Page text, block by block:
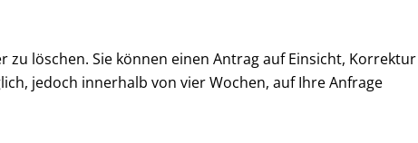
löschen. Sie können einen Antrag auf Einsicht, Korrektur
jedoch innerhalb von vier Wochen, auf Ihre Anfrage